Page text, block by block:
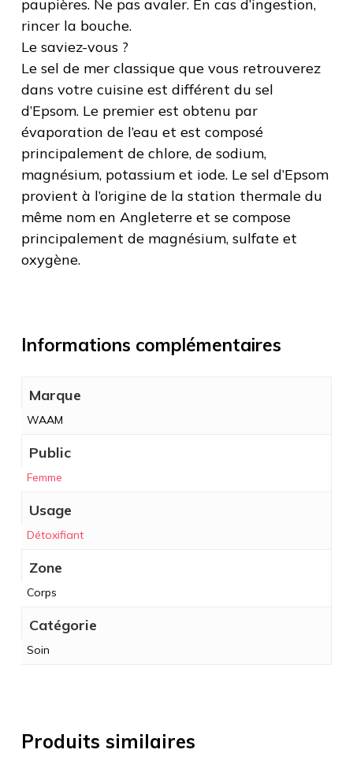
paupières. Ne pas avaler. En cas d’ingestion,
rincer la bouche.
Le saviez-vous ?
Le sel de mer classique que vous retrouverez
dans votre cuisine est différent du sel
d’Epsom. Le premier est obtenu par
évaporation de l’eau et est composé
principalement de chlore, de sodium,
magnésium, potassium et iode. Le sel d’Epsom
provient à l’origine de la station thermale du
même nom en Angleterre et se compose
principalement de magnésium, sulfate et
oxygène.
Informations complémentaires
Marque
WAAM
Public
Femme
Usage
Détoxifiant
Zone
Corps
Catégorie
Soin
Produits similaires